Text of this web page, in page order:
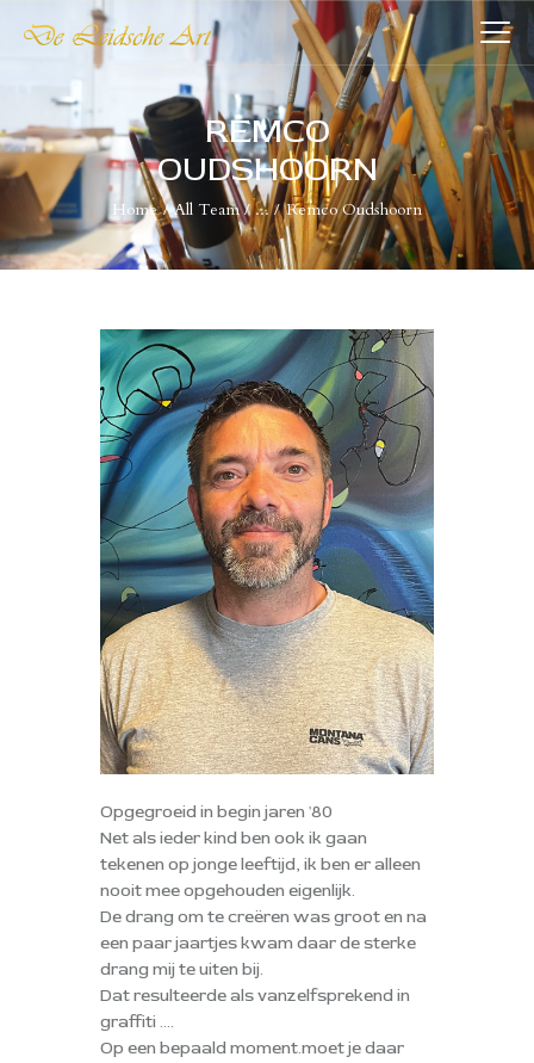
REMCO
OUDSHOORN
Home All Team ... Remco Oudshoorn
DE LEIDSCHE ART
De plaatst voor kunst
HOME
COLLECTIES
VERENIGING
NIEUWS
CONTACT
Opgegroeid in begin jaren '80
Net als ieder kind ben ook ik gaan
tekenen op jonge leeftijd, ik ben er alleen
nooit mee opgehouden eigenlijk.
De drang om te creëren was groot en na
een paar jaartjes kwam daar de sterke
drang mij te uiten bij.
Dat resulteerde als vanzelfsprekend in
graffiti ....
Op een bepaald moment.moet je daar